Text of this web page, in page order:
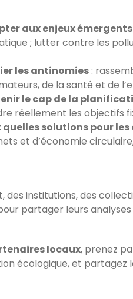
aux enjeux émergents
; lutter contre les
les antinomies :
de la santé et de
le cap de la
réellement les objectifs
quelles solutions pour
et d’économie
des institutions, des
partager leurs
locaux, prenez
écologique, et partagez